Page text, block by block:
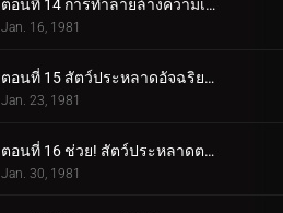
ตอนที่ 14 การทำลายล้างความเชื่อ แก๊สหัวเราะของศาสตราจารย์อสูร
Jan. 16, 1981
ตอนที่ 15 สัตว์ประหลาดอัจฉริยะปะทะไรเดอร์ในการแข่งขันแห่งปัญญา
Jan. 23, 1981
ตอนที่ 16 ช่วย! สัตว์ประหลาดตาเดียวเข้ามาโจมตี!
Jan. 30, 1981